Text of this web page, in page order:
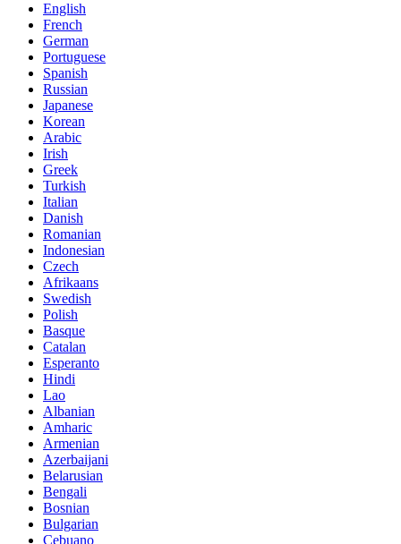
English
French
German
Portuguese
Spanish
Russian
Japanese
Korean
Arabic
Irish
Greek
Turkish
Italian
Danish
Romanian
Indonesian
Czech
Afrikaans
Swedish
Polish
Basque
Catalan
Esperanto
Hindi
Lao
Albanian
Amharic
Armenian
Azerbaijani
Belarusian
Bengali
Bosnian
Bulgarian
Cebuano